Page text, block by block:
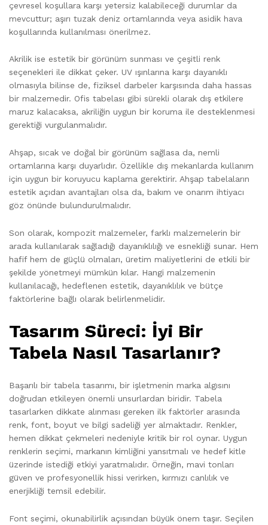
çevresel koşullara karşı yetersiz kalabileceği durumlar da
mevcuttur; aşırı tuzak deniz ortamlarında veya asidik hava
koşullarında kullanılması önerilmez.
Akrilik ise estetik bir görünüm sunması ve çeşitli renk
seçenekleri ile dikkat çeker. UV ışınlarına karşı dayanıklı
olmasıyla bilinse de, fiziksel darbeler karşısında daha hassas
bir malzemedir. Ofis tabelası gibi sürekli olarak dış etkilere
maruz kalacaksa, akriliğin uygun bir koruma ile desteklenmesi
gerektiği vurgulanmalıdır.
Ahşap, sıcak ve doğal bir görünüm sağlasa da, nemli
ortamlarına karşı duyarlıdır. Özellikle dış mekanlarda kullanım
için uygun bir koruyucu kaplama gerektirir. Ahşap tabelaların
estetik açıdan avantajları olsa da, bakım ve onarım ihtiyacı
göz önünde bulundurulmalıdır.
Son olarak, kompozit malzemeler, farklı malzemelerin bir
arada kullanılarak sağladığı dayanıklılığı ve esnekliği sunar. Hem
hafif hem de güçlü olmaları, üretim maliyetlerini de etkili bir
şekilde yönetmeyi mümkün kılar. Hangi malzemenin
kullanılacağı, hedeflenen estetik, dayanıklılık ve bütçe
faktörlerine bağlı olarak belirlenmelidir.
Tasarım Süreci: İyi Bir
Tabela Nasıl Tasarlanır?
Başarılı bir tabela tasarımı, bir işletmenin marka algısını
doğrudan etkileyen önemli unsurlardan biridir. Tabela
tasarlarken dikkate alınması gereken ilk faktörler arasında
renk, font, boyut ve bilgi sadeliği yer almaktadır. Renkler,
hemen dikkat çekmeleri nedeniyle kritik bir rol oynar. Uygun
renklerin seçimi, markanın kimliğini yansıtmalı ve hedef kitle
üzerinde istediği etkiyi yaratmalıdır. Örneğin, mavi tonları
güven ve profesyonellik hissi verirken, kırmızı canlılık ve
enerjikliği temsil edebilir.
Font seçimi, okunabilirlik açısından büyük önem taşır. Seçilen